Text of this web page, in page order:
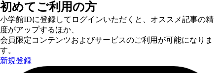
初めてご利用の方
小学館IDに登録してログインいただくと、オススメ記事の精
度がアップするほか、
会員限定コンテンツおよびサービスのご利用が可能になりま
す。
新規登録